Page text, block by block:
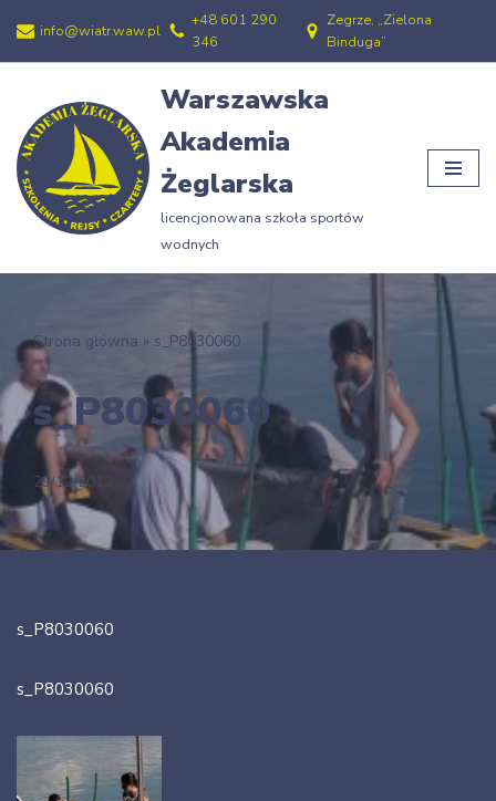
Przejdź
treści
info@wiatr.waw.pl
+48 601 290
346
Zegrze, „Zielona
Binduga”
Warszawska
Akademia
Żeglarska
licencjonowana szkoła sportów
wodnych
Strona główna » s_P8030060
s_P8030060
29/12/2012
s_P8030060
s_P8030060